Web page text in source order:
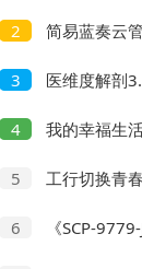
解版
2 简易蓝奏云
3
医维度解剖
一键脱衣等
4
我的幸福生
5 工行切换青
6 《SCP-